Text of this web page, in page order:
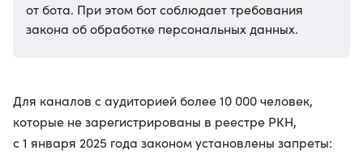
от бота. При этом бот соблюдает требования
закона об обработке персональных данных.
Для каналов с аудиторией более 10 000 человек,
которые не зарегистрированы в реестре РКН,
с 1 января 2025 года законом установлены запреты: